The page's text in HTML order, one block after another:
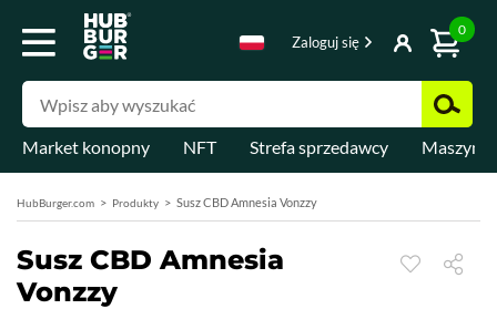
Zaloguj się
0
Market konopny NFT Strefa sprzedawcy Maszyny
HubBurger.com Produkty Susz CBD Amnesia Vonzzy
Susz CBD Amnesia
Vonzzy